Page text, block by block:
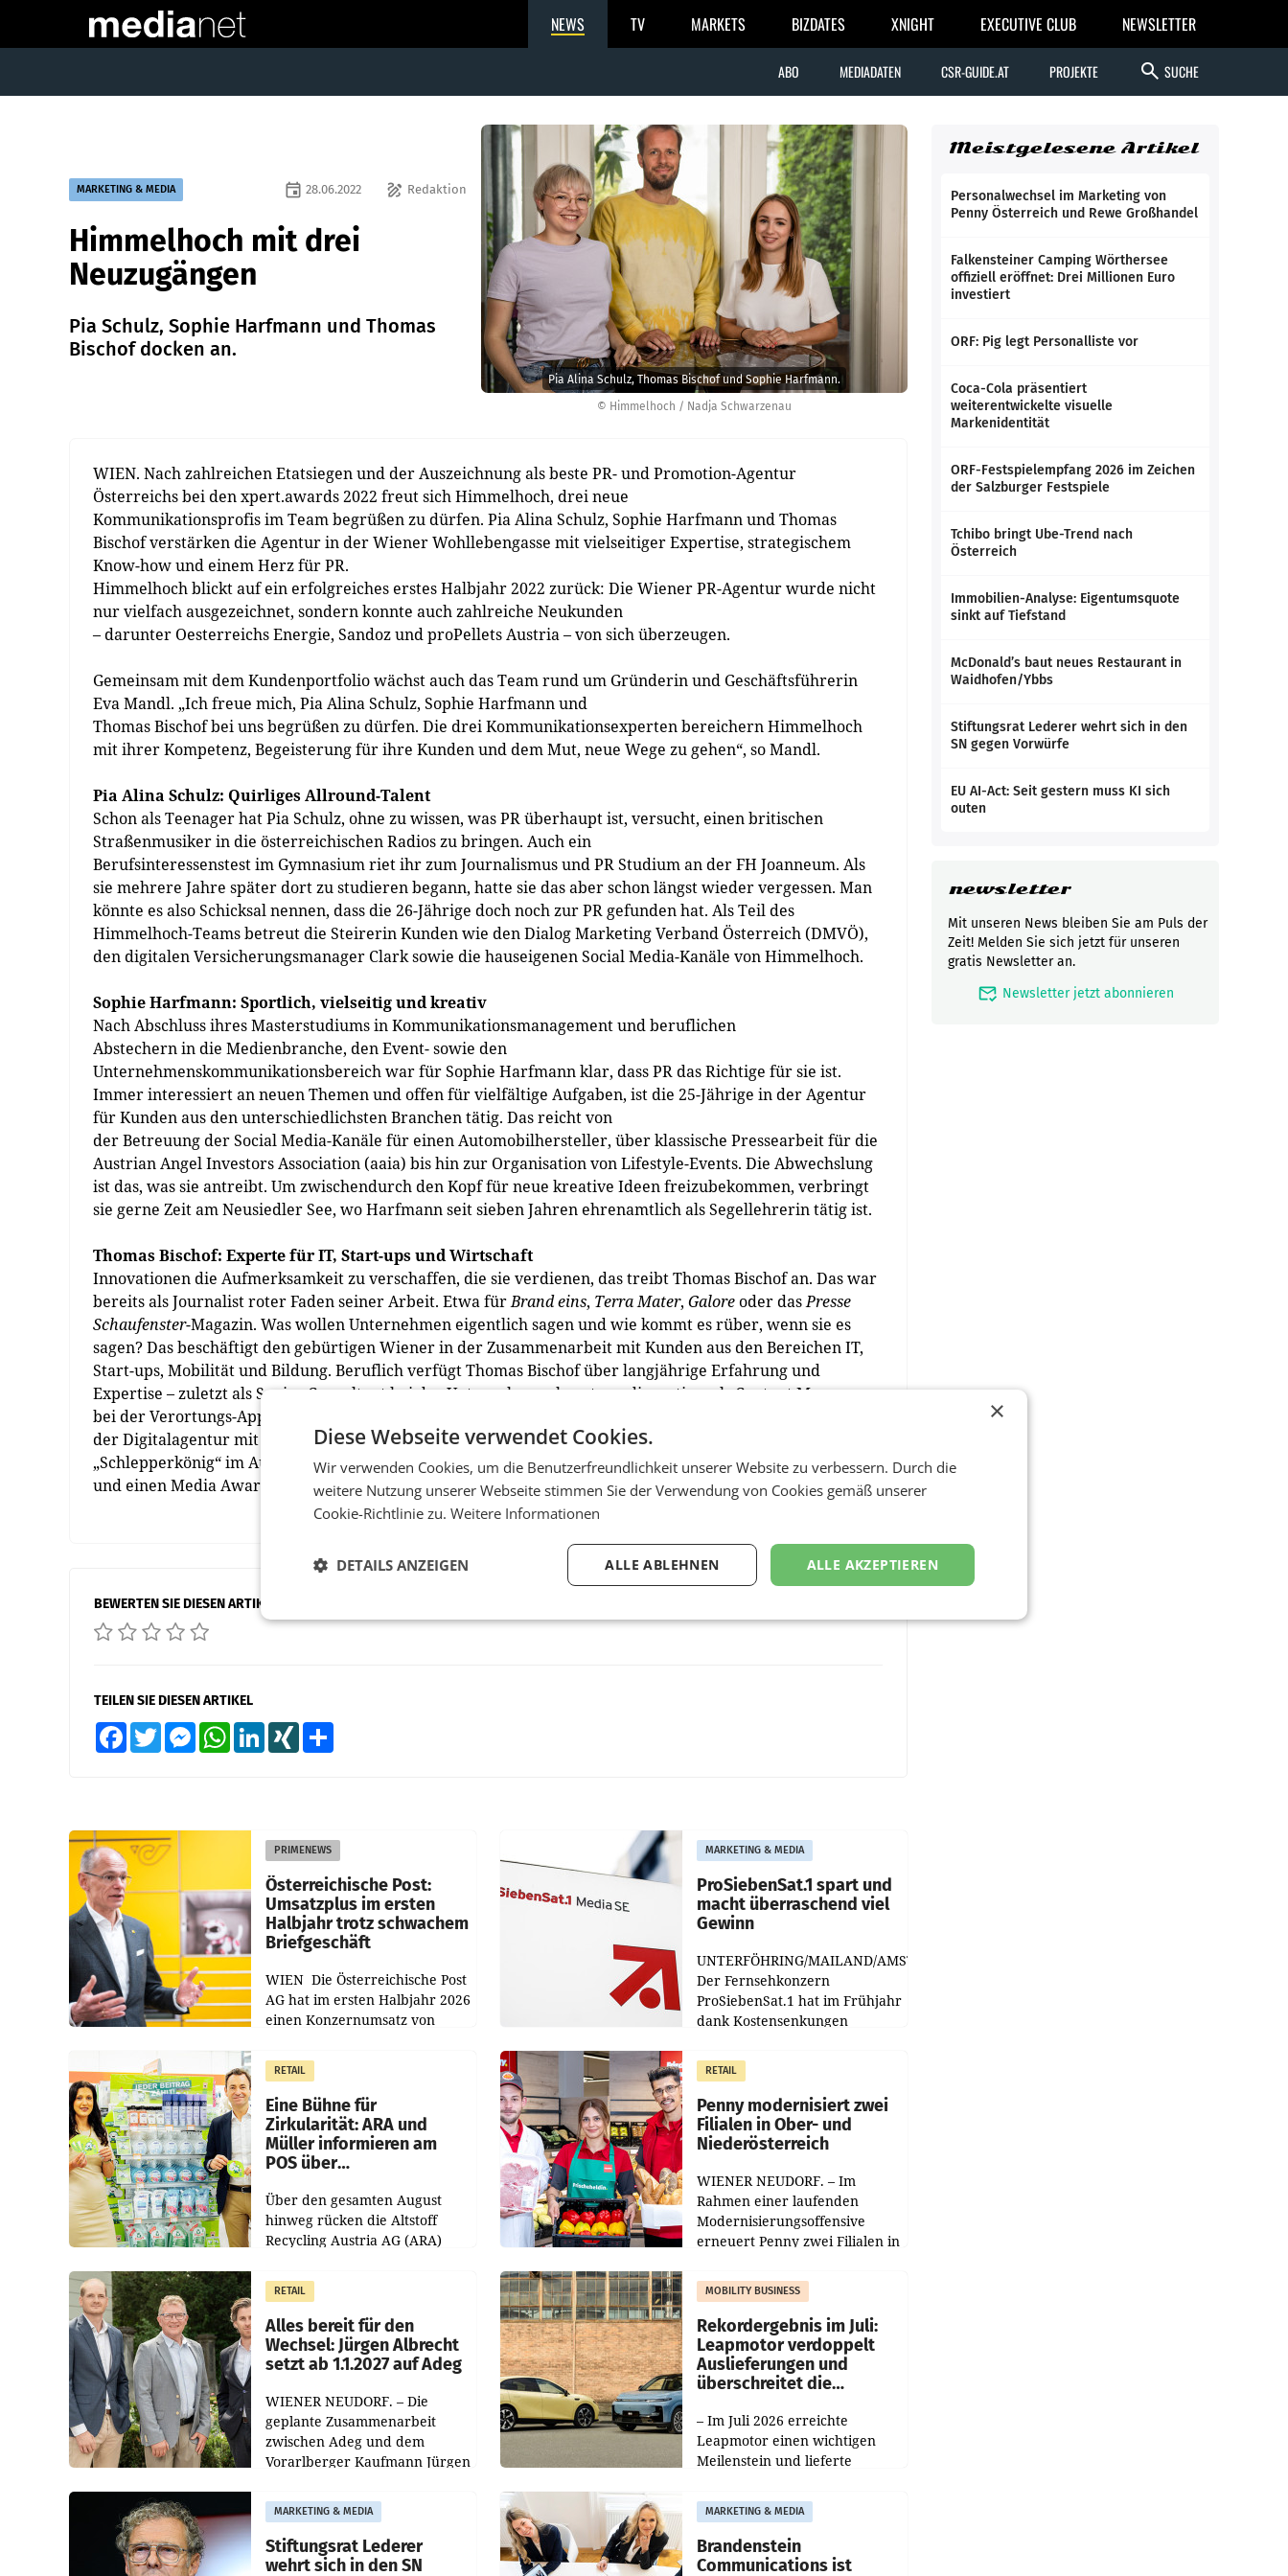
NEWS TV MARKETS BIZDATES XNIGHT EXECUTIVE CLUB NEWSLETTER
ABO MEDIADATEN CSR-GUIDE.AT PROJEKTE search SUCHE
© Himmelhoch / Nadja Schwarzenau
Pia Alina Schulz, Thomas Bischof und Sophie Harfmann.
MARKETING & MEDIA draw Redaktion
event 28.06.2022
Himmelhoch mit drei
Neuzugängen
Pia Schulz, Sophie Harfmann und Thomas
Bischof docken an.
WIEN. Nach zahlreichen Etatsiegen und der Auszeichnung als beste PR- und Promotion-Agentur
Österreichs bei den xpert.awards 2022 freut sich Himmelhoch, drei neue
Kommunikationsprofis im Team begrüßen zu dürfen. Pia Alina Schulz, Sophie Harfmann und Thomas
Bischof verstärken die Agentur in der Wiener Wohllebengasse mit vielseitiger Expertise, strategischem
Know-how und einem Herz für PR.
Himmelhoch blickt auf ein erfolgreiches erstes Halbjahr 2022 zurück: Die Wiener PR-Agentur wurde nicht
nur vielfach ausgezeichnet, sondern konnte auch zahlreiche Neukunden
– darunter Oesterreichs Energie, Sandoz und proPellets Austria – von sich überzeugen.
Gemeinsam mit dem Kundenportfolio wächst auch das Team rund um Gründerin und Geschäftsführerin
Eva Mandl. „Ich freue mich, Pia Alina Schulz, Sophie Harfmann und
Thomas Bischof bei uns begrüßen zu dürfen. Die drei Kommunikationsexperten bereichern Himmelhoch
mit ihrer Kompetenz, Begeisterung für ihre Kunden und dem Mut, neue Wege zu gehen“, so Mandl.
Pia Alina Schulz: Quirliges Allround-Talent
Schon als Teenager hat Pia Schulz, ohne zu wissen, was PR überhaupt ist, versucht, einen britischen
Straßenmusiker in die österreichischen Radios zu bringen. Auch ein
Berufsinteressenstest im Gymnasium riet ihr zum Journalismus und PR Studium an der FH Joanneum. Als
sie mehrere Jahre später dort zu studieren begann, hatte sie das aber schon längst wieder vergessen. Man
könnte es also Schicksal nennen, dass die 26-Jährige doch noch zur PR gefunden hat. Als Teil des
Himmelhoch-Teams betreut die Steirerin Kunden wie den Dialog Marketing Verband Österreich (DMVÖ),
den digitalen Versicherungsmanager Clark sowie die hauseigenen Social Media-Kanäle von Himmelhoch.
Sophie Harfmann: Sportlich, vielseitig und kreativ
Nach Abschluss ihres Masterstudiums in Kommunikationsmanagement und beruflichen
Abstechern in die Medienbranche, den Event- sowie den
Unternehmenskommunikationsbereich war für Sophie Harfmann klar, dass PR das Richtige für sie ist.
Immer interessiert an neuen Themen und offen für vielfältige Aufgaben, ist die 25-Jährige in der Agentur
für Kunden aus den unterschiedlichsten Branchen tätig. Das reicht von
der Betreuung der Social Media-Kanäle für einen Automobilhersteller, über klassische Pressearbeit für die
Austrian Angel Investors Association (aaia) bis hin zur Organisation von Lifestyle-Events. Die Abwechslung
ist das, was sie antreibt. Um zwischendurch den Kopf für neue kreative Ideen freizubekommen, verbringt
sie gerne Zeit am Neusiedler See, wo Harfmann seit sieben Jahren ehrenamtlich als Segellehrerin tätig ist.
Thomas Bischof: Experte für IT, Start-ups und Wirtschaft
Innovationen die Aufmerksamkeit zu verschaffen, die sie verdienen, das treibt Thomas Bischof an. Das war
bereits als Journalist roter Faden seiner Arbeit. Etwa fürBrand eins, Terra Mater, Galoreoder dasPresse
Schaufenster-Magazin. Was wollen Unternehmen eigentlich sagen und wie kommt es rüber, wenn sie es
sagen? Das beschäftigt den gebürtigen Wiener in der Zusammenarbeit mit Kunden aus den Bereichen IT,
Start-ups, Mobilität und Bildung. Beruflich verfügt Thomas Bischof über langjährige Erfahrung und
Expertise – zuletzt als Senior Consultant bei der Unternehmensberatung disruptive, als Content Manager
bei der Verortungs-App xseed oder als Communication Manager bei Virtual Identity – bei
der Digitalagentur mit Fokus auf Useful Brand Experience gewann er für die Medienarbeit der Kampagne
„Schlepperkönig“ im Auftrag der deutschen NGO Sea-Eye mit seinem Team zwei CCA Veneres in Bronze
und einen Media Award in Gold. (red)
BEWERTEN SIE DIESEN ARTIKEL
TEILEN SIE DIESEN ARTIKEL
FacebookTwitter MessengerWhatsAppLinkedInXING
PRIMENEWS
Österreichische Post:
Umsatzplus im ersten
Halbjahr trotz schwachem
Briefgeschäft
WIEN Die Österreichische Post
AG hat im ersten Halbjahr 2026
einen Konzernumsatz von
erwirtschaftet, was einem Plus
von 3,8 Prozent gegenüber
dem Vergleichszeitraum
MARKETING & MEDIA
ProSiebenSat.1 spart und
macht überraschend viel
Gewinn
UNTERFÖHRING/MAILAND/AMSTERDAM.
Der Fernsehkonzern
ProSiebenSat.1 hat im Frühjahr
dank Kostensenkungen
gemacht und die
Markterwartung deutlich
übertroffen.
RETAIL
Eine Bühne für
Zirkularität: ARA und
Müller informieren am
POS über
Über den gesamten August
hinweg rücken die Altstoff
Recycling Austria AG (ARA)
Müller die Initiative „Kreislauf-
Helden“ in allen
österreichischen Müller-Filialen
RETAIL
Penny modernisiert zwei
Filialen in Ober- und
Niederösterreich
WIENER NEUDORF. – Im
Rahmen einer laufenden
Modernisierungsoffensive
erneuert Penny zwei Filialen in
Die beiden Standorte liegen in
Haag sowie im rund
RETAIL
Alles bereit für den
Wechsel: Jürgen Albrecht
setzt ab 1.1.2027 auf Adeg
WIENER NEUDORF. – Die
geplante Zusammenarbeit
zwischen Adeg und dem
Vorarlberger Kaufmann Jürgen
freigegeben: Die
Bundeswettbewerbsbehörde
und der Bundeskartellanwalt
MOBILITY BUSINESS
Rekordergebnis im Juli:
Leapmotor verdoppelt
Auslieferungen und
überschreitet die
– Im Juli 2026 erreichte
Leapmotor einen wichtigen
Meilenstein und lieferte
aus, womit sich das Ergebnis
gegenüber Juli 2025 mehr als
verdoppelte (+102
MARKETING & MEDIA
Stiftungsrat Lederer
wehrt sich in den SN
MARKETING & MEDIA
Brandenstein
Communications ist
Meistgelesene Artikel
Personalwechsel im Marketing von
Penny Österreich und Rewe Großhandel
Falkensteiner Camping Wörthersee
offiziell eröffnet: Drei Millionen Euro
investiert
ORF: Pig legt Personalliste vor
Coca-Cola präsentiert
weiterentwickelte visuelle
Markenidentität
ORF-Festspielempfang 2026 im Zeichen
der Salzburger Festspiele
Tchibo bringt Ube-Trend nach
Österreich
Immobilien-Analyse: Eigentumsquote
sinkt auf Tiefstand
McDonald’s baut neues Restaurant in
Waidhofen/Ybbs
Stiftungsrat Lederer wehrt sich in den
SN gegen Vorwürfe
EU AI-Act: Seit gestern muss KI sich
outen
newsletter
Mit unseren News bleiben Sie am Puls der
Zeit! Melden Sie sich jetzt für unseren
gratis Newsletter an.
mark_email_read Newsletter jetzt abonnieren
×
Diese Webseite verwendet Cookies.
Wir verwenden Cookies, um die Benutzerfreundlichkeit unserer Website zu verbessern. Durch die
weitere Nutzung unserer Webseite stimmen Sie der Verwendung von Cookies gemäß unserer
Cookie-Richtlinie zu. Weitere Informationen
ALLE AKZEPTIEREN
ALLE ABLEHNEN
DETAILS ANZEIGEN